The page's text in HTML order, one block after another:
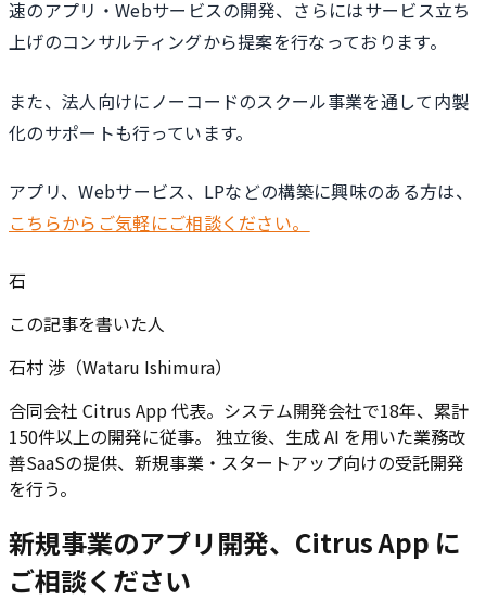
速のアプリ・Webサービスの開発、さらにはサービス立ち
上げのコンサルティングから提案を行なっております。
また、法人向けにノーコードのスクール事業を通して内製
化のサポートも行っています。
アプリ、Webサービス、LPなどの構築に興味のある方は、
こちらからご気軽にご相談ください。
石
この記事を書いた人
石村 渉（Wataru Ishimura）
合同会社 Citrus App 代表。システム開発会社で18年、累計
150件以上の開発に従事。 独立後、生成 AI を用いた業務改
善SaaSの提供、新規事業・スタートアップ向けの受託開発
を行う。
新規事業のアプリ開発、Citrus App に
ご相談ください